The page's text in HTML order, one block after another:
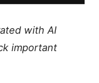
with AI
important